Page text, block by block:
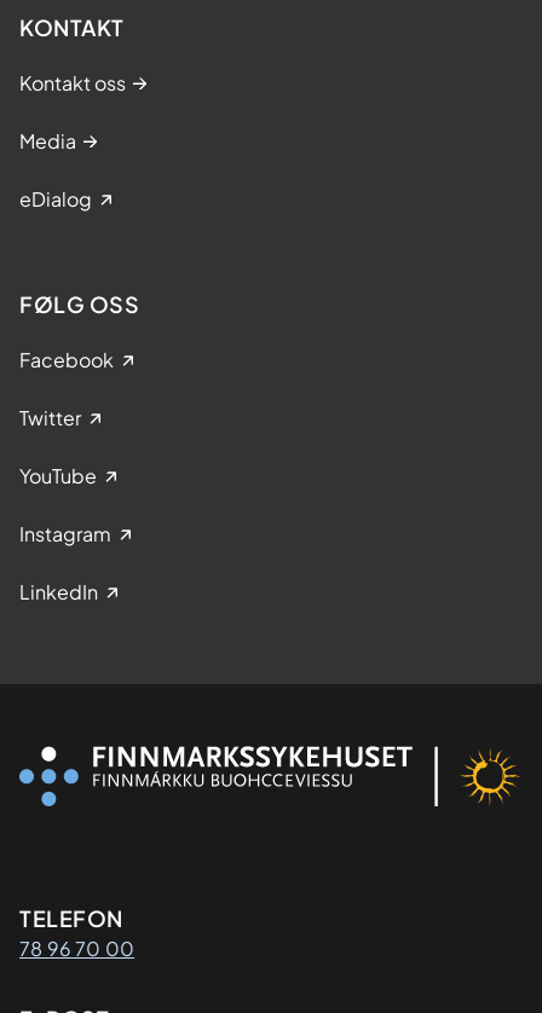
KONTAKT
Kontakt oss
Media
eDialog
FØLG OSS
Facebook
Twitter
YouTube
Instagram
LinkedIn
Kontaktinformasjon
TELEFON
78 96 70 00